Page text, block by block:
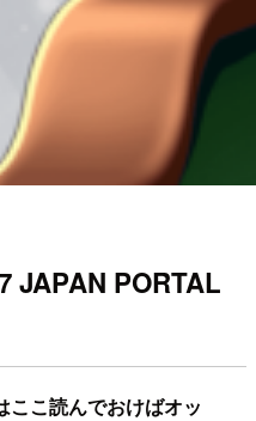
JAPAN PORTAL
こ読んでおけばオッ